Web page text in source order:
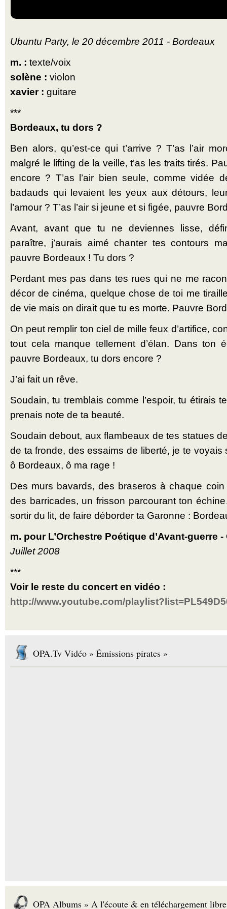
Ubuntu Party, le 20 décembre 2011 - Bordeaux
m. : texte/voix
solène : violon
xavier : guitare
***
Bordeaux, tu dors ?
Ben alors, qu’est-ce qui t’arrive ? T’as l’air
malgré le lifting de la veille, t’as les traits tirés.
encore ? T’as l’air bien seule, comme vidée
badauds qui levaient les yeux aux détours,
l’amour ? T’as l’air si jeune et si figée, pauvre
Avant, avant que tu ne deviennes lisse,
paraître, j’aurais aimé chanter tes contours
pauvre Bordeaux ! Tu dors ?
Perdant mes pas dans tes rues qui ne me
décor de cinéma, quelque chose de toi me
de vie mais on dirait que tu es morte. Pauvre
On peut remplir ton ciel de mille feux d’artifice,
tout cela manque tellement d’élan. Dans ton
pauvre Bordeaux, tu dors encore ?
J’ai fait un rêve.
Soudain, tu tremblais comme l’espoir, tu étirais
prenais note de ta beauté.
Soudain debout, aux flambeaux de tes statues
de ta fronde, des essaims de liberté, je te voyais
ô Bordeaux, ô ma rage !
Des murs bavards, des braseros à chaque
des barricades, un frisson parcourant ton
sortir du lit, de faire déborder ta Garonne :
m. pour L’Orchestre Poétique d’Avant-guerre -
Juillet 2008
***
Voir le reste du concert en vidéo :
http://www.youtube.com/
OPA.Tv Vidéo » Émissions pirates »
OPA Albums » A l'écoute & en téléchargement